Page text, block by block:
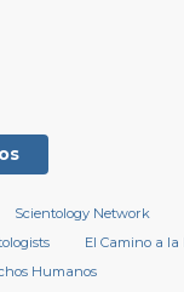
Scientology Network
El Camino a la
Humanos